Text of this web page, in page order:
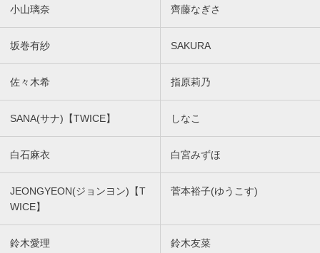
小山璃奈 齊藤なぎさ
坂巻有紗 SAKURA
佐々木希 指原莉乃
SANA(サナ)【TWICE】 しなこ
白石麻衣 白宮みずほ
JEONGYEON(ジョンヨン)【T
WICE】
菅本裕子(ゆうこす)
鈴木愛理 鈴木友菜